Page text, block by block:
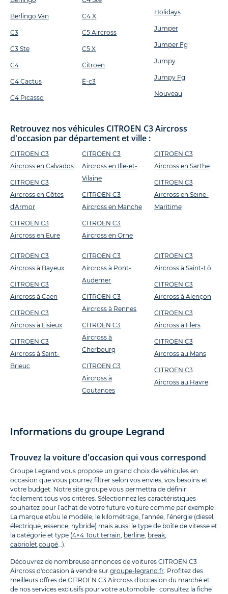
Berlingo Van
C3
C3 Ste
C4
C4 Cactus
C4 Picasso
C4 X
C5 Aircross
C5 X
Citroen
Ë-c3
Holidays
Jumper
Jumper Fg
Jumpy
Jumpy Fg
Nouveau
Retrouvez nos véhicules CITROEN C3 Aircross
d'occasion par département et ville :
CITROEN C3
Aircross en Calvados
CITROEN C3
Aircross en Côtes
d'Armor
CITROEN C3
Aircross en Eure
CITROEN C3
Aircross en Ille-et-
Vilaine
CITROEN C3
Aircross en Manche
CITROEN C3
Aircross en Orne
CITROEN C3
Aircross en Sarthe
CITROEN C3
Aircross en Seine-
Maritime
CITROEN C3
Aircross à Bayeux
CITROEN C3
Aircross à Caen
CITROEN C3
Aircross à Lisieux
CITROEN C3
Aircross à Saint-
Brieuc
CITROEN C3
Aircross à Pont-
Audemer
CITROEN C3
Aircross à Rennes
CITROEN C3
Aircross à
Cherbourg
CITROEN C3
Aircross à
Coutances
CITROEN C3
Aircross à Saint-Lô
CITROEN C3
Aircross à Alençon
CITROEN C3
Aircross à Flers
CITROEN C3
Aircross au Mans
CITROEN C3
Aircross au Havre
Informations du groupe Legrand
Trouvez la voiture d'occasion qui vous correspond
Groupe Legrand vous propose un grand choix de véhicules en
occasion que vous pourrez filtrer selon vos envies, vos besoins et
votre budget. Notre site groupe vous permettra de définir
facilement tous vos critères. Sélectionnez les caractéristiques
souhaitez pour l’achat de votre future voiture comme par exemple :
La marque et/ou le modèle, le kilométrage, l’année, l’énergie (diesel,
électrique, essence, hybride) mais aussi le type de boîte de vitesse et
la catégorie et type (4×4 Tout terrain, berline, break,
cabriolet,coupé…).
Découvrez de nombreuse annonces de voitures CITROEN C3
Aircross d'occasion à vendre sur groupe-legrand.fr. Profitez des
meilleurs offres de CITROEN C3 Aircross d'occasion du marché et
de nos services exclusifs pour votre automobile : consultez la fiche